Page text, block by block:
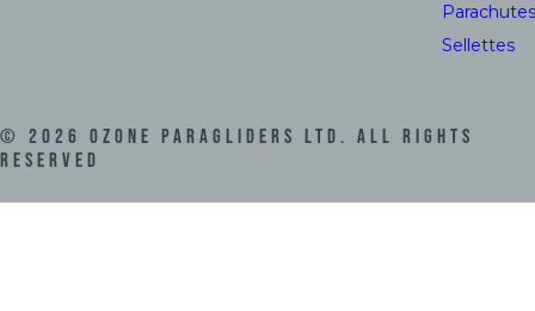
Parachutes
Sellettes
© 2026 Ozone Paragliders LTD. All Rights
Reserved